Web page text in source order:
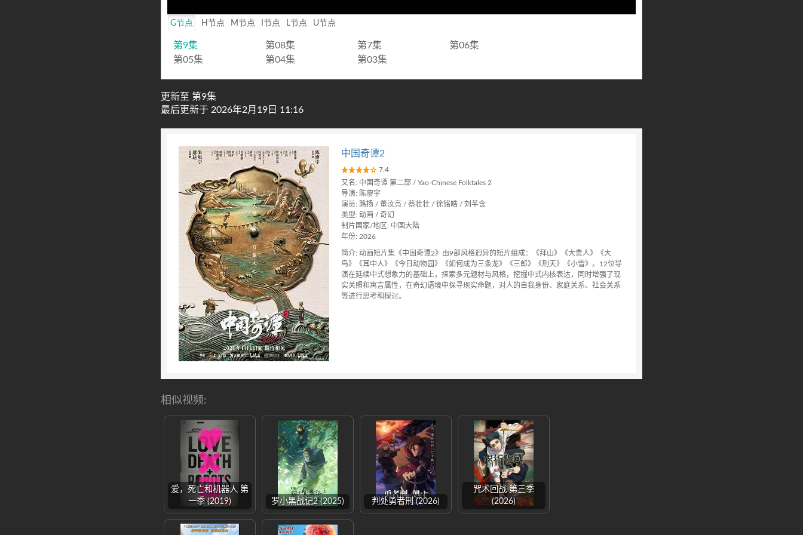
Rate
G节点 H节点 M节点 I节点 L节点 U节点
第9集 第08集 第7集
第06集
第05集
第04集 第03集
更新至 第9集
最后更新于 2026年2月19日 11:16
中国奇谭2
7.4
又名: 中国奇谭 第二部 / Yao-Chinese Folktales 2
导演: 陈廖宇
演员: 路扬 / 董汶亮 / 蔡壮壮 / 徐铭皓 / 刘芊含
类型: 动画 / 奇幻
制片国家/地区: 中国大陆
年份: 2026
简介: 动画短片集《中国奇谭2》由9部风格迥异的短片组成：《拜山》《大贵人》《大
鸟》《耳中人》《今日动物园》《如何成为三条龙》《三郎》《刑天》《小雪》。12位导
演在延续中式想象力的基础上，探索多元题材与风格，挖掘中式内核表达，同时增强了现
实关照和寓言属性，在奇幻语境中探寻现实命题，对人的自我身份、家庭关系、社会关系
等进行思考和探讨。
相似视频:
爱，死亡和机器人 第
一季 (2019)
罗小黑战记2 (2025) 判处勇者刑 (2026)
咒术回战 第三季
(2026)